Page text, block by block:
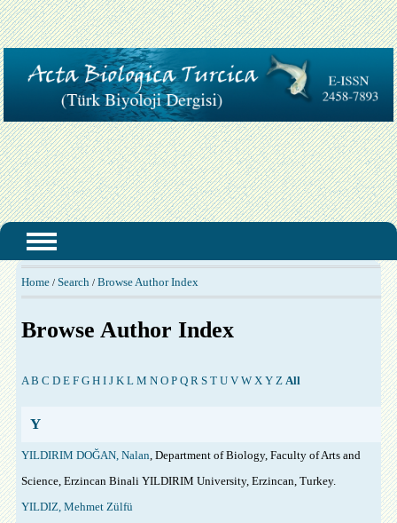
Home/ Search / Browse Author Index
Browse Author Index
A B C D E F G H I J K L M N O P Q R S T U V W X Y Z All
Y
YILDIRIM DOĞAN, Nalan , Department of Biology, Faculty of Arts and
Science, Erzincan Binali YILDIRIM University, Erzincan, Turkey.
YILDIZ, Mehmet Zülfü